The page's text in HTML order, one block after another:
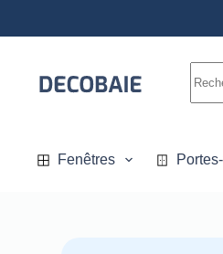
Fenêtres